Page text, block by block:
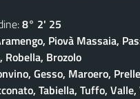
8° 2' 25
Piovà Massaia,
Brozolo
Gesso, Maroero,
Tabiella, Tuffo,